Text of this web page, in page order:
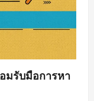
มรับมือการหา